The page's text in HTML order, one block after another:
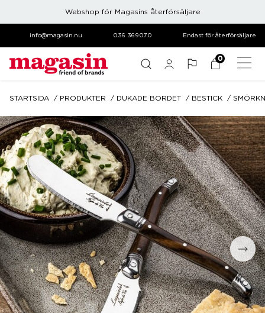
Webshop för Magasins återförsäljare
info@magasin.nu 036 369070 Endast för återförsäljare
0
STARTSIDA PRODUKTER DUKADE BORDET BESTICK